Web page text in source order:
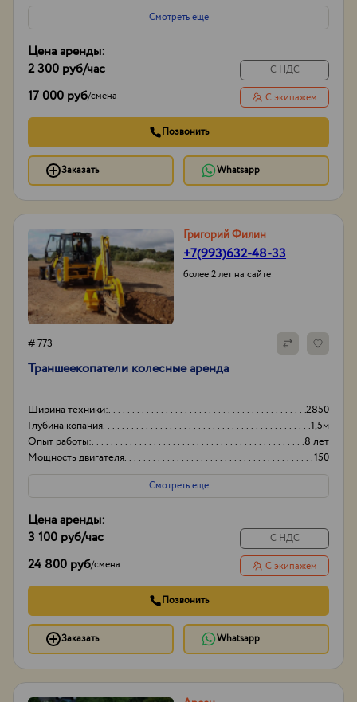
Смотреть еще
Цена аренды:
2 300 руб/час
17 000 руб/смена
С НДС
С экипажем
Позвонить
Заказать Whatsapp
Григорий Филин
+7(993)632-48-33
более 2 лет на сайте
# 773
Траншеекопатели колесные аренда
Ширина техники:
2850
Глубина копания
1,5м
Опыт работы:
8 лет
Мощность двигателя
150
Смотреть еще
Цена аренды:
3 100 руб/час
24 800 руб/смена
С НДС
С экипажем
Позвонить
Заказать Whatsapp